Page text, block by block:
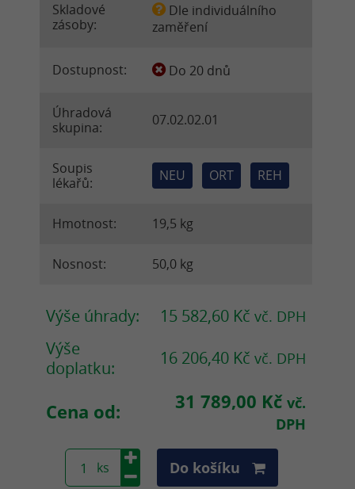
Skladové
zásoby:
Dle individuálního
zaměření
Dostupnost: Do 20 dnů
Úhradová
skupina:
07.02.02.01
Soupis
lékařů:
NEU ORT REH
Hmotnost: 19,5 kg
Nosnost: 50,0 kg
Výše úhrady: 15 582,60 Kč vč. DPH
Výše
doplatku:
16 206,40 Kč vč. DPH
Cena od: 31 789,00 Kč vč.
DPH